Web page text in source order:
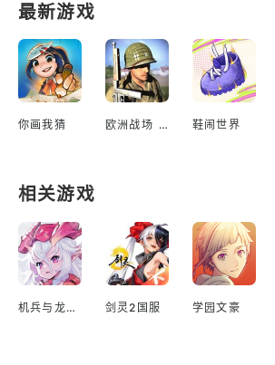
最新游戏
你画我猜 欧洲战场 二战英雄 鞋闹世界
相关游戏
机兵与龙日服 剑灵2国服 学园文豪